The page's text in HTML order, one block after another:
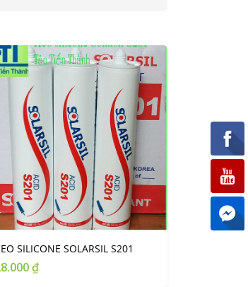
SILICONE SOLARSIL S201
₫